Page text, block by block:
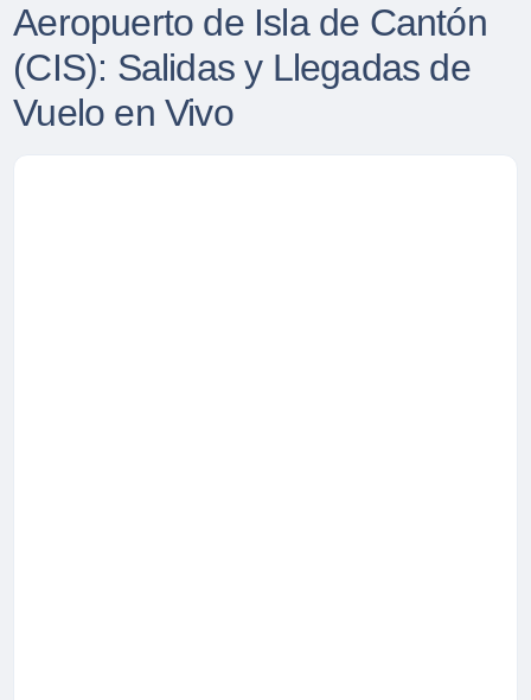
Aeropuerto de Isla de Cantón
(CIS): Salidas y Llegadas de
Vuelo en Vivo